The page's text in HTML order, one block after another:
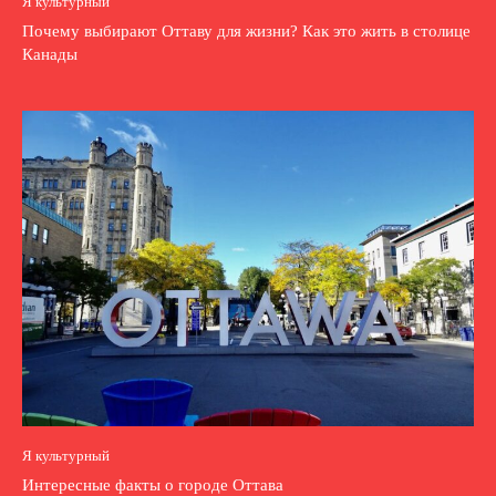
Почему выбирают Оттаву для жизни? Как это жить в столице
Канады
Я культурный
Интересные факты о городе Оттава